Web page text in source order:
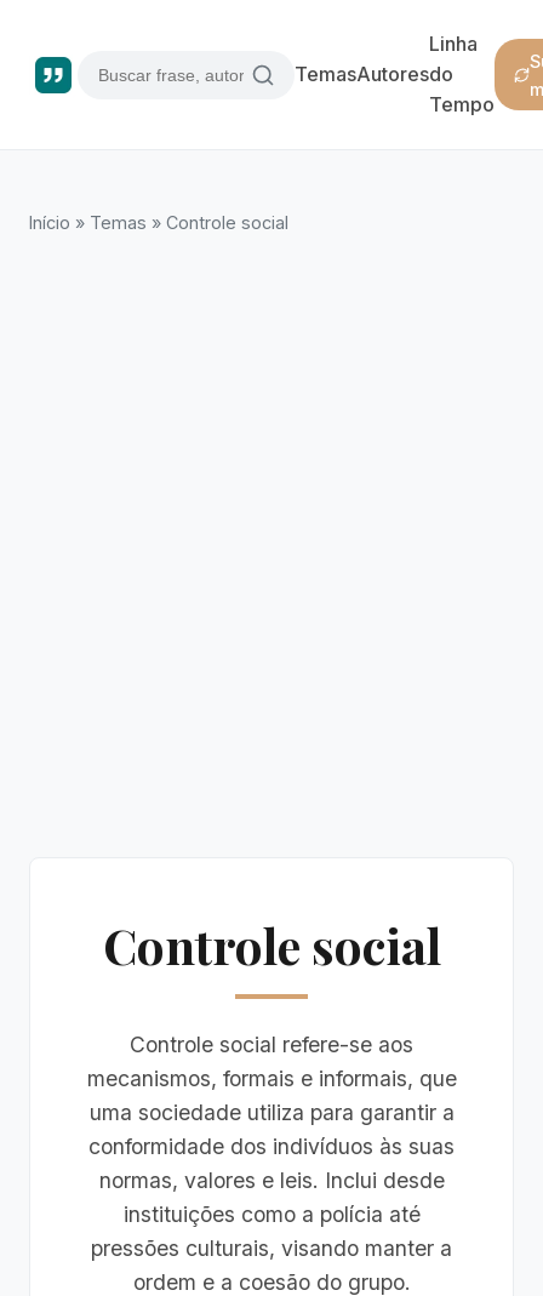
TemasAutores
Linha
do
Tempo
Início » Temas » Controle social
Controle social
Controle social refere-se aos
mecanismos, formais e informais, que
uma sociedade utiliza para garantir a
conformidade dos indivíduos às suas
normas, valores e leis. Inclui desde
instituições como a polícia até
pressões culturais, visando manter a
ordem e a coesão do grupo.